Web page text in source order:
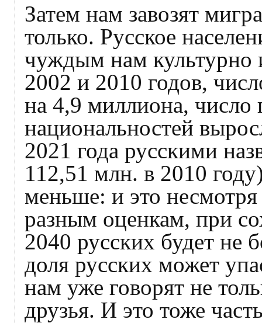
Затем нам завозят
только. Русское
чуждым нам культурно
2002 и 2010 годов,
на 4,9 миллиона, число
национальностей
2021 года русскими
112,51 млн. в 2010
меньше: и это
разным оценкам, при
2040 русских будет не
доля русских может
нам уже говорят не
друзья. И это тоже